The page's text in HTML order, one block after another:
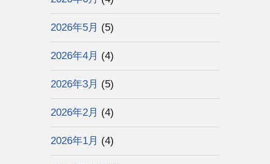
2026年5月 (5)
2026年4月 (4)
2026年3月 (5)
2026年2月 (4)
2026年1月 (4)